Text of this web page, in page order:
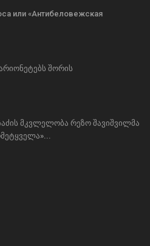
или «Антибеловежская
შორის
მკვლელობა რეზო შავიშვილმა